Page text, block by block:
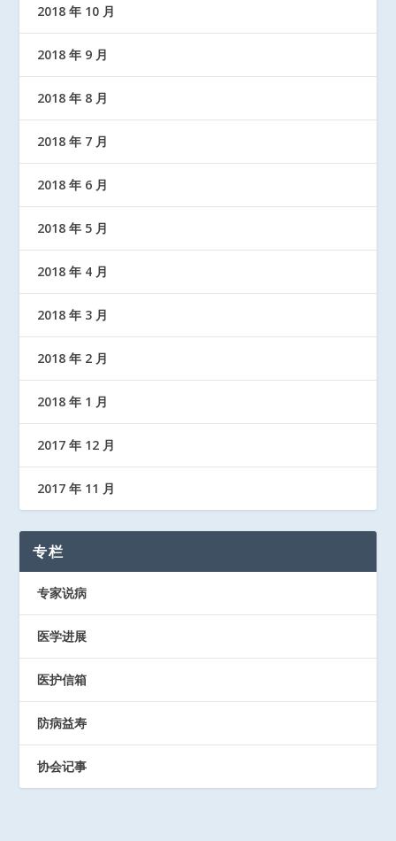
2018 年 10 月
2018 年 9 月
2018 年 8 月
2018 年 7 月
2018 年 6 月
2018 年 5 月
2018 年 4 月
2018 年 3 月
2018 年 2 月
2018 年 1 月
2017 年 12 月
2017 年 11 月
专栏
专家说病
医学进展
医护信箱
防病益寿
协会记事